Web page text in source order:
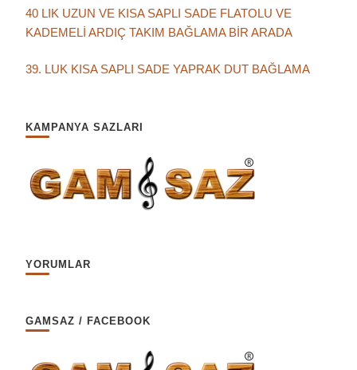
40 LIK UZUN VE KISA SAPLI SADE FLATOLU VE
KADEMELİ ARDIÇ TAKIM BAĞLAMA BİR ARADA
39. LUK KISA SAPLI SADE YAPRAK DUT BAĞLAMA
KAMPANYA SAZLARI
YORUMLAR
GAMSAZ / FACEBOOK